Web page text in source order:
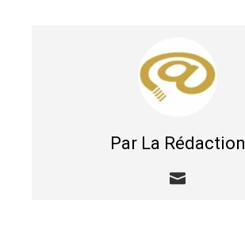
Par La Rédaction